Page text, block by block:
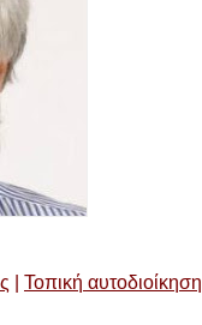
Τοπική αυτοδιοίκηση